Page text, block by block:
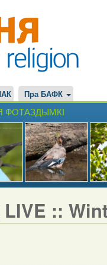
Пра БАФК
ФОТАЗДЫМКІ
::